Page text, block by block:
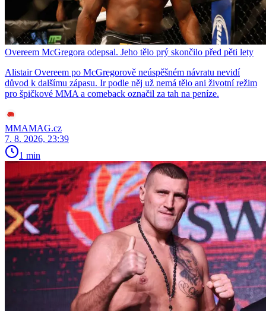
Overeem McGregora odepsal. Jeho tělo prý skončilo před pěti lety
Alistair Overeem po McGregorově neúspěšném návratu nevidí
důvod k dalšímu zápasu. Ir podle něj už nemá tělo ani životní režim
pro špičkové MMA a comeback označil za tah na peníze.
MMAMAG.cz
7. 8. 2026, 23:39
1 min